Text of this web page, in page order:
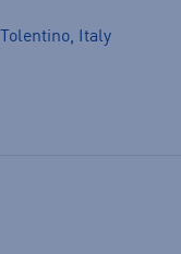
Italy